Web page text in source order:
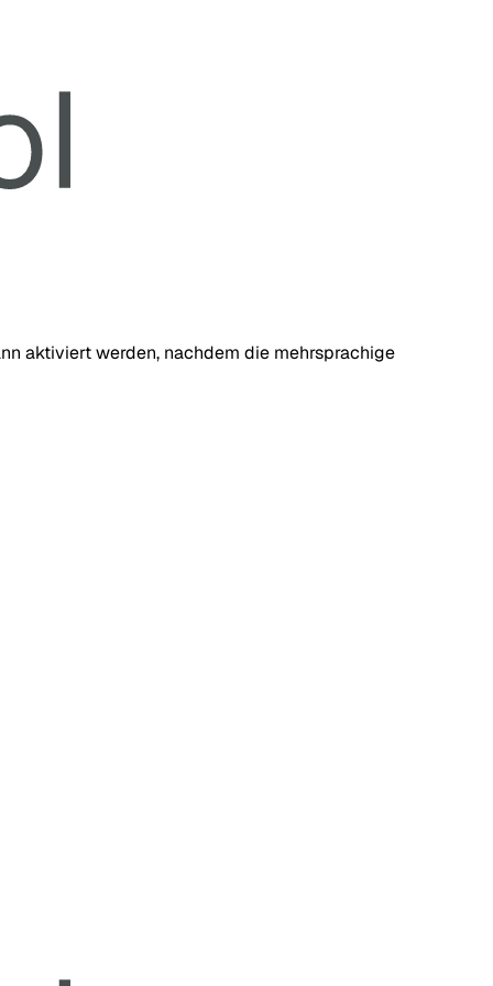
aktiviert werden, nachdem die mehrsprachige